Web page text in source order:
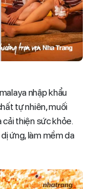
nhập khẩu
tự nhiên, muối
thiện sức khỏe.
ứng, làm mềm da